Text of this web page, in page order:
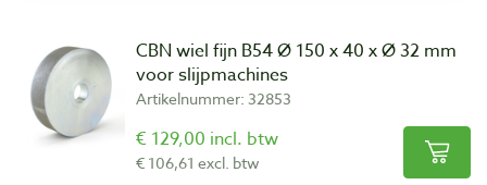
CBN wiel fijn B54 Ø 150 x 40 x Ø 32 mm
voor slijpmachines
Artikelnummer: 32853
€ 129,00 incl. btw
€ 106,61 excl. btw